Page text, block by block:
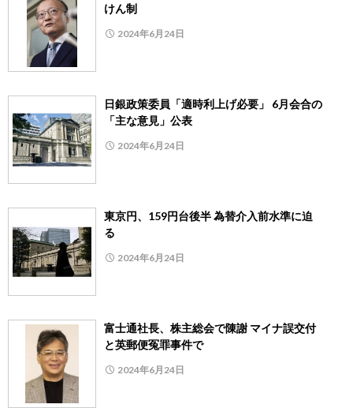
けん制
2024年6月24日
日銀政策委員「適時利上げ必要」 6月会合の
「主な意見」公表
2024年6月24日
東京円、159円台後半 為替介入前水準に迫
る
2024年6月24日
富士通社長、株主総会で陳謝 マイナ誤交付
と英郵便冤罪事件で
2024年6月24日